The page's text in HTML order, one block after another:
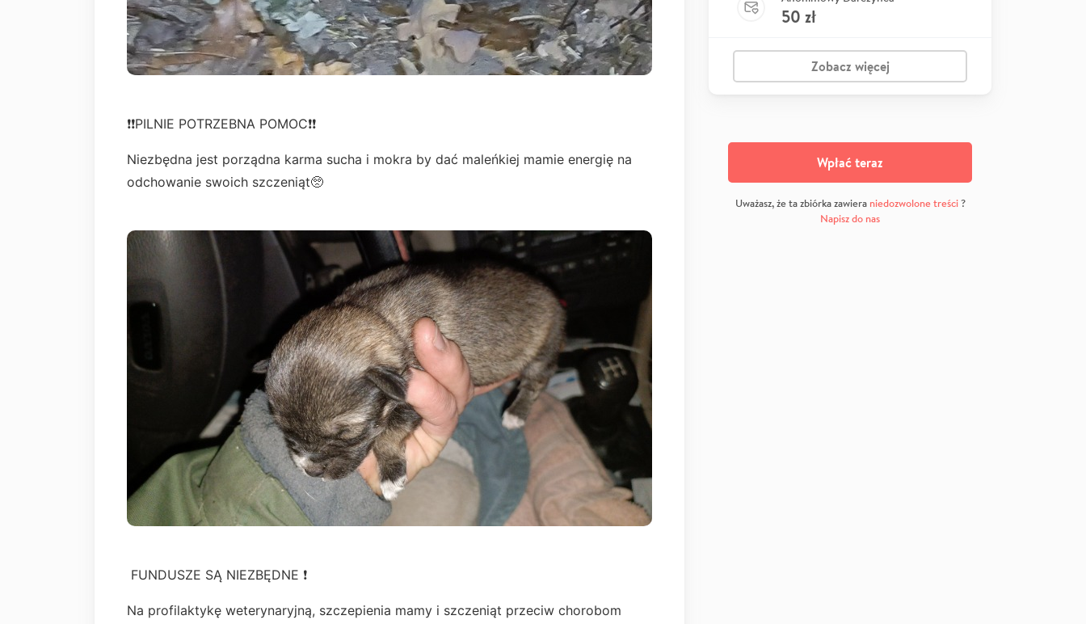
❗❗PILNIE POTRZEBNA POMOC❗❗
Niezbędna jest porządna karma sucha i mokra by dać maleńkiej mamie energię na
odchowanie swoich szczeniąt🥺
FUNDUSZE SĄ NIEZBĘDNE ❗
Na profilaktykę weterynaryjną, szczepienia mamy i szczeniąt przeciw chorobom
50 zł
Zobacz więcej
Wpłać teraz
Uważasz, że ta zbiórka zawiera niedozwolone treści?
Napisz do nas